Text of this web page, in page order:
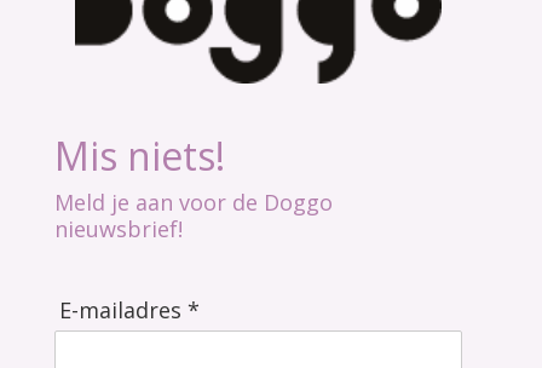
Mis niets!
Meld je aan voor de Doggo
nieuwsbrief!
E-mailadres *